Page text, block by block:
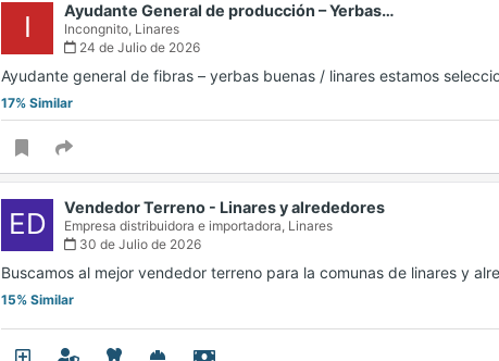
I Ayudante General de producción – Yerbas…
Incongnito, Linares
24 de Julio de 2026
Ayudante general de fibras – yerbas buenas / linares estamos
17% Similar
ED Vendedor Terreno - Linares y alrededores
Empresa distribuidora e importadora, Linares
30 de Julio de 2026
Buscamos al mejor vendedor terreno para la comunas de linares y
15% Similar